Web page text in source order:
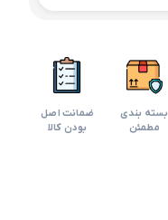
بسته بندی
مطمئن
ضمانت اصل
بودن کالا